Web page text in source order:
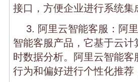
接口，方便企业进行系统集
3. 阿里云智能客服：阿
智能客服产品，它基于云
时数据分析。阿里云智能
行为和偏好进行个性化推荐